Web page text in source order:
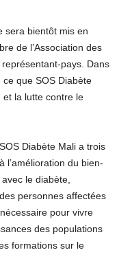
sera bientôt mis en
de l’Association des
pays. Dans
que SOS Diabète
la lutte contre le
Diabète Mali a trois
l’amélioration du bien-
le diabète,
personnes affectées
pour vivre
des populations
formations sur le